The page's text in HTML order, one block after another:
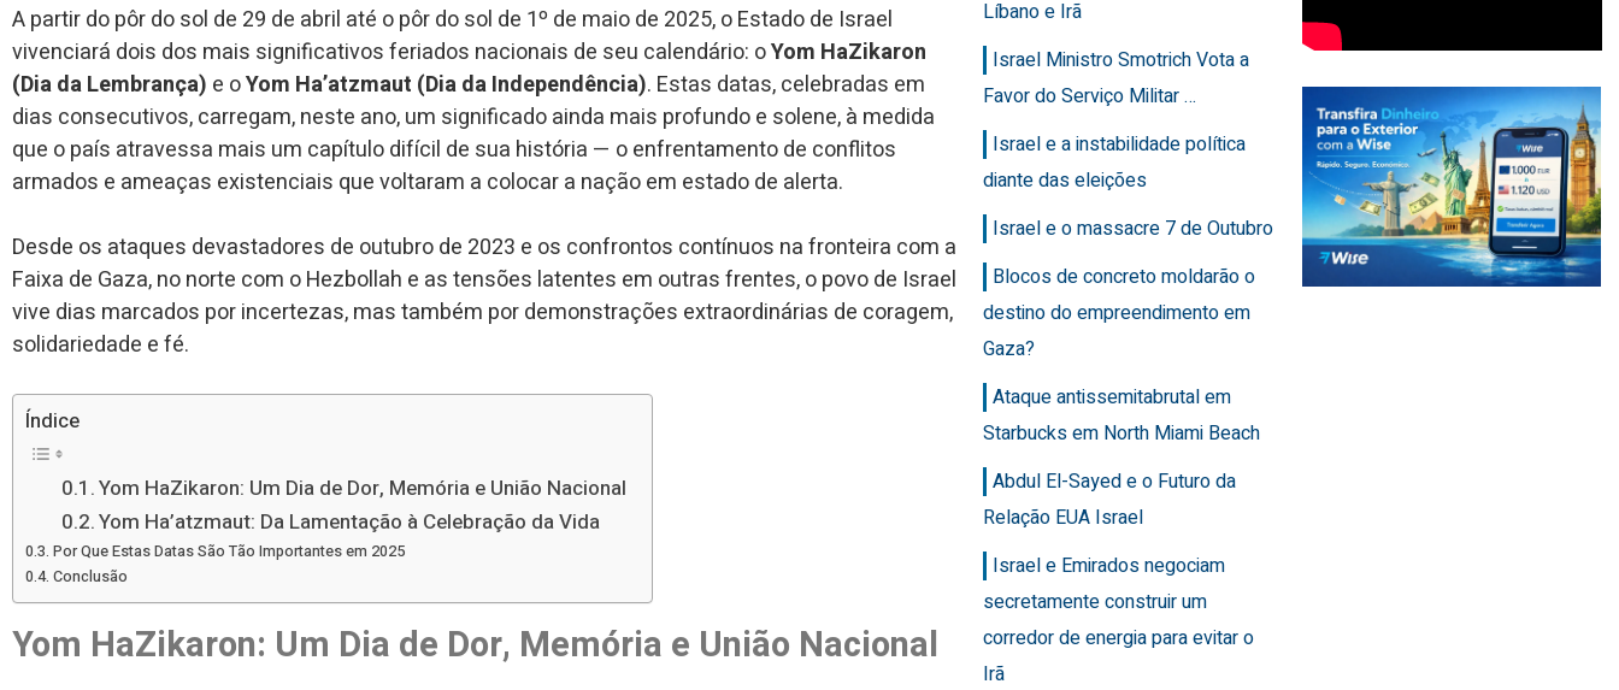
A partir do pôr do sol de 29 de abril até o pôr do sol de 1º de maio de 2025, o Estado de Israel
vivenciará dois dos mais significativos feriados nacionais de seu calendário: oYom HaZikaron
(Dia da Lembrança) e oYom Ha’atzmaut (Dia da Independência). Estas datas, celebradas em
dias consecutivos, carregam, neste ano, um significado ainda mais profundo e solene, à medida
que o país atravessa mais um capítulo difícil de sua história — o enfrentamento de conflitos
armados e ameaças existenciais que voltaram a colocar a nação em estado de alerta.
Desde os ataques devastadores de outubro de 2023 e os confrontos contínuos na fronteira com a
Faixa de Gaza, no norte com o Hezbollah e as tensões latentes em outras frentes, o povo de Israel
vive dias marcados por incertezas, mas também por demonstrações extraordinárias de coragem,
solidariedade e fé.
Índice
Yom HaZikaron: Um Dia de Dor, Memória e União Nacional
Yom Ha’atzmaut: Da Lamentação à Celebração da Vida
Por Que Estas Datas São Tão Importantes em 2025
Conclusão
Yom HaZikaron: Um Dia de Dor, Memória e União Nacional
Líbano e Irã
Israel Ministro Smotrich Vota a
Favor do Serviço Militar …
Israel e a instabilidade política
diante das eleições
Israel e o massacre 7 de Outubro
Blocos de concreto moldarão o
destino do empreendimento em
Gaza?
Ataque antissemitabrutal em
Starbucks em North Miami Beach
Abdul El-Sayed e o Futuro da
Relação EUA Israel
Israel e Emirados negociam
secretamente construir um
corredor de energia para evitar o
Irã